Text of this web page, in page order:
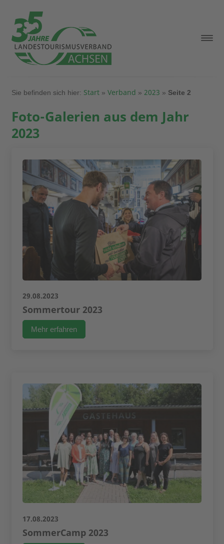
Sie befinden sich hier: Start» Verband » 2023 » Seite 2
Foto-Galerien aus dem Jahr
2023
29.08.2023
Sommertour 2023
Mehr erfahren
17.08.2023
SommerCamp 2023